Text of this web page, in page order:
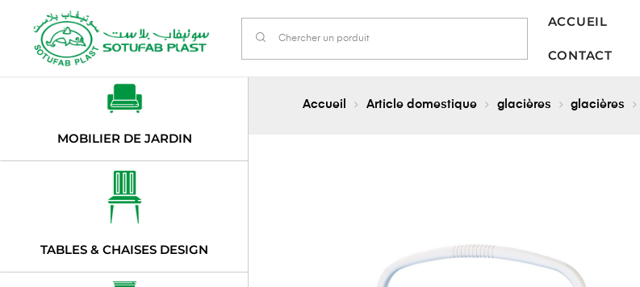
ACCUEIL
CONTACT
Accueil Article domestique glacières glacières
MOBILIER DE JARDIN
TABLES & CHAISES DESIGN